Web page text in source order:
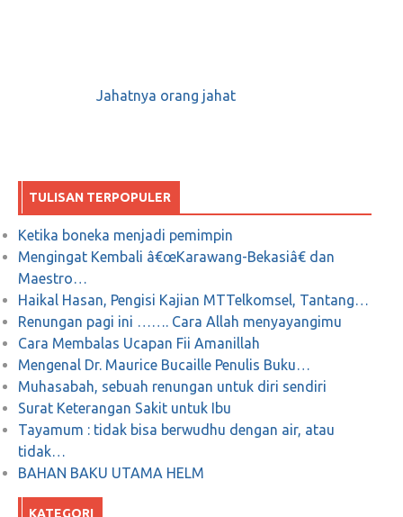
Jahatnya orang jahat
TULISAN TERPOPULER
Ketika boneka menjadi pemimpin
Mengingat Kembali â€œKarawang-Bekasiâ€ dan
Maestro…
Haikal Hasan, Pengisi Kajian MTTelkomsel, Tantang…
Renungan pagi ini ……. Cara Allah menyayangimu
Cara Membalas Ucapan Fii Amanillah
Mengenal Dr. Maurice Bucaille Penulis Buku…
Muhasabah, sebuah renungan untuk diri sendiri
Surat Keterangan Sakit untuk Ibu
Tayamum : tidak bisa berwudhu dengan air, atau
tidak…
BAHAN BAKU UTAMA HELM
KATEGORI